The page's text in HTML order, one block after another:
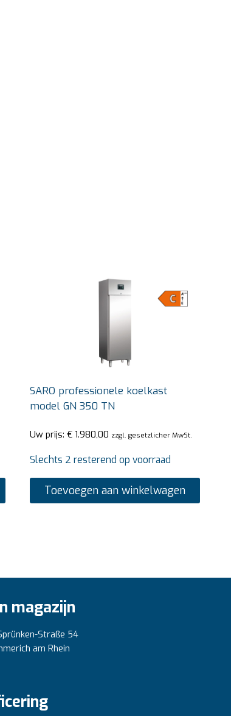
SARO professionele koelkast
model GN 350 TN
Uw prijs: €1.980,00 zzgl. gesetzlicher MwSt.
Slechts 2 resterend op voorraad
Toevoegen aan winkelwagen
magazijn
Straße 54
am Rhein